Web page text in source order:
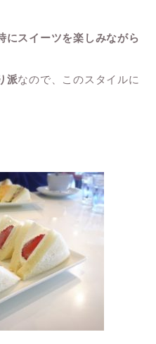
にスイーツを楽しみながら
派なので、このスタイルに